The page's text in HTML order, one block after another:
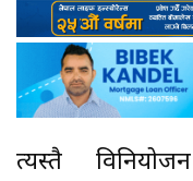
त्यस्तै